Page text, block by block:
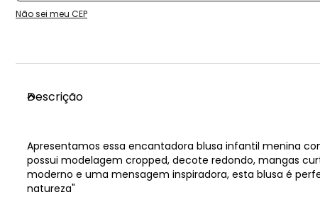
Não sei meu CEP
Descrição
Apresentamos essa encantadora blusa infantil menina
possui modelagem cropped, decote redondo, mangas
moderno e uma mensagem inspiradora, esta blusa é
natureza"